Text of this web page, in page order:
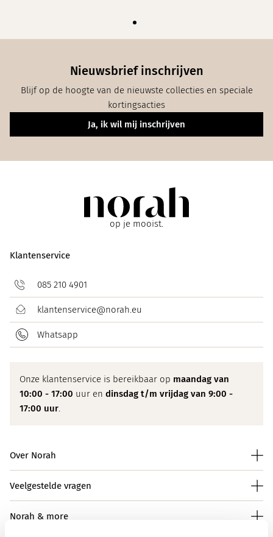
Nieuwsbrief inschrijven
Blijf op de hoogte van de nieuwste collecties en speciale
kortingsacties
Ja, ik wil mij inschrijven
op je mooist.
Klantenservice
085 210 4901
klantenservice@norah.eu
Whatsapp
Onze klantenservice is bereikbaar op maandag van
10:00 - 17:00 uur en dinsdag t/m vrijdag van 9:00 -
17:00 uur.
Over Norah
Veelgestelde vragen
Norah & more